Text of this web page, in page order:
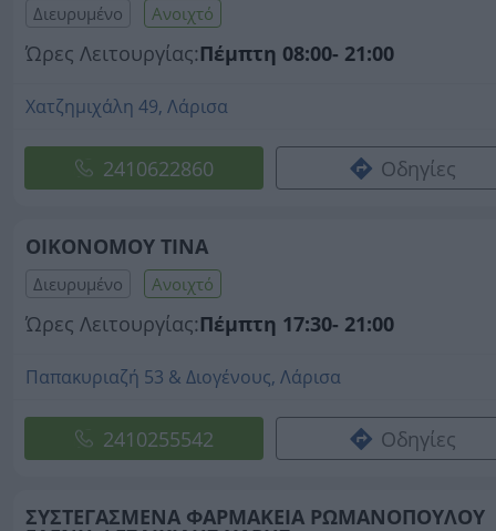
Διευρυμένο Ανοιχτό
Ώρες Λειτουργίας:Πέμπτη 08:00- 21:00
Χατζημιχάλη 49, Λάρισα
2410622860 Οδηγίες
ΟΙΚΟΝΟΜΟΥ ΤΙΝΑ
Διευρυμένο Ανοιχτό
Ώρες Λειτουργίας:Πέμπτη 17:30- 21:00
Παπακυριαζή 53 & Διογένους, Λάρισα
2410255542 Οδηγίες
ΣΥΣΤΕΓΑΣΜΕΝΑ ΦΑΡΜΑΚΕΙΑ ΡΩΜΑΝΟΠΟΥΛΟΥ